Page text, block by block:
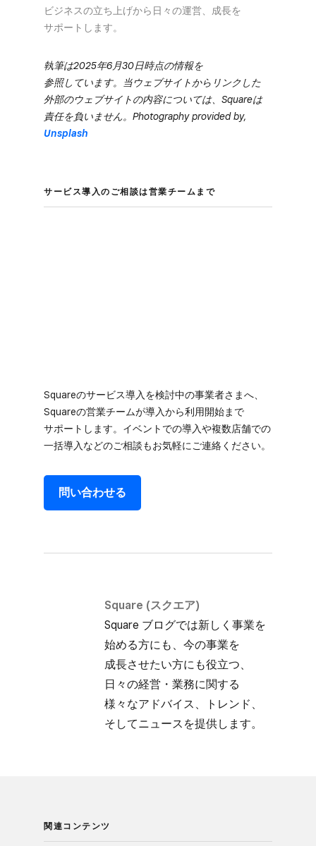
ビジネスの​立ち上げから​日々の​運営、​成長を​
サポートします。
執筆は​2025年6月30日時点の​情報を​
参照しています。​当ウェブサイトから​リンクした​
外部の​ウェブサイトの​内容に​ついては、​Squareは​
責任を​負いません。​Photography provided by,
Unsplash
サービス導入の​ご相談は​営業チームまで
Squareの​サービス導入を​検討中の​事業者さまへ、​
Squareの​営業チームが​導入から​利用開始まで​
サポートします。​イベントでの​導入や​複数店舗での​
一括導入などの​ご相談も​お気軽に​ご連絡ください。
問い​合わせる
Square (スクエア)
Square ブログでは​新しく​事業を​
始める方にも、​今の​事業を​
成長させたい方にも​役立つ、​
日々の​経営・業務に​関する​
様々な​アドバイス、​トレンド、​
そして​ニュースを​提供します。
関連コンテンツ